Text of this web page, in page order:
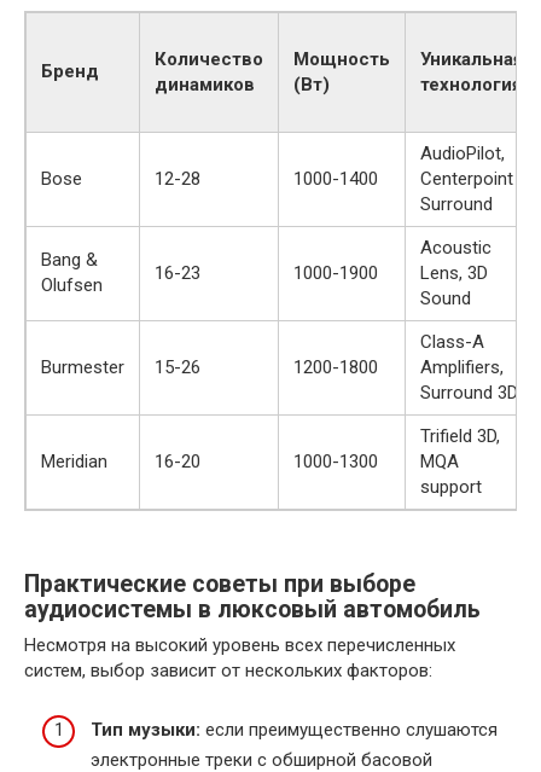
Бренд
Количество
динамиков
Мощность
(Вт)
Уникальная
технология
Bose 12-28 1000-1400
AudioPilot,
Centerpoint
Surround
Bang &
Olufsen
16-23 1000-1900
Acoustic
Lens, 3D
Sound
Burmester 15-26 1200-1800
Class-A
Amplifiers,
Surround 3D
Meridian 16-20 1000-1300
Trifield 3D,
MQA
support
Практические советы при выборе
аудиосистемы в люксовый автомобиль
Несмотря на высокий уровень всех перечисленных
систем, выбор зависит от нескольких факторов:
Тип музыки: если преимущественно слушаются
электронные треки с обширной басовой